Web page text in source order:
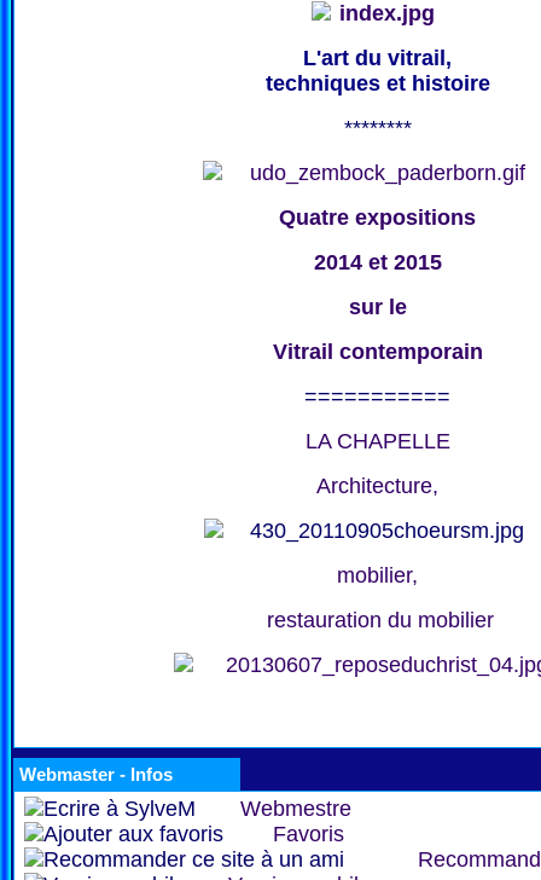
L'art du vitrail,
techniques et histoire
********
Quatre expositions
2014 et 2015
sur le
Vitrail contemporain
===========
LA CHAPELLE
Architecture,
mobilier,
restauration du mobilier
Webmaster - Infos
Webmestre
Favoris